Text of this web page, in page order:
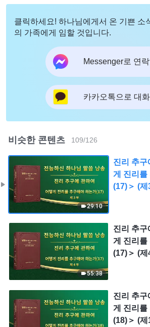
클릭하세요! 하나님에게서 온 기쁜 소
의 가족에게 임할 것입니다.
Messenger로 연락
카카오톡으로 대화
비슷한 콘텐츠 109/126
29:10
진리 추구
게 진리를
(17)＞ (제
55:38
진리 추구
게 진리를
(17)＞ (제
진리 추구
게 진리를
(18)＞ (제